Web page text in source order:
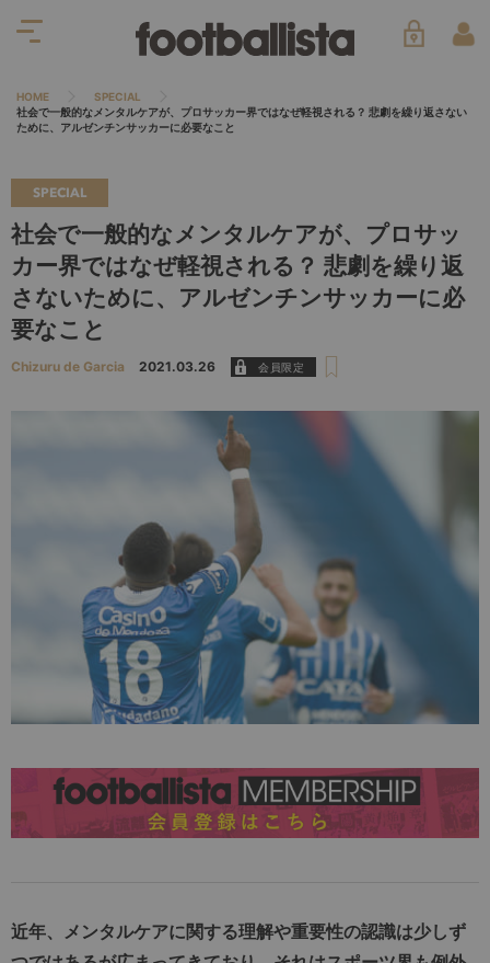
HOME
SPECIAL
社会で一般的なメンタルケアが、プロサッカー界ではなぜ軽視される？ 悲劇を繰り返さない
ために、アルゼンチンサッカーに必要なこと
SPECIAL
社会で一般的なメンタルケアが、プロサッ
カー界ではなぜ軽視される？ 悲劇を繰り返
さないために、アルゼンチンサッカーに必
要なこと
Chizuru de Garcia 2021.03.26
近年、メンタルケアに関する理解や重要性の認識は少しず